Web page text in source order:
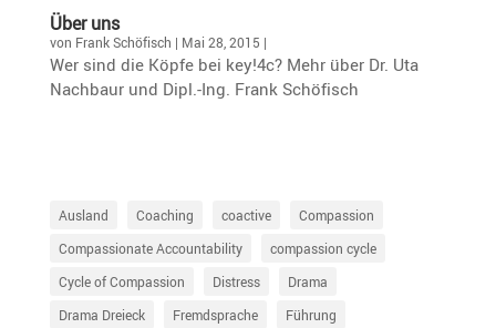
Über uns
von Frank Schöfisch | Mai 28, 2015 |
Wer sind die Köpfe bei key!4c? Mehr über Dr. Uta
Nachbaur und Dipl.-Ing. Frank Schöfisch
Ausland Coaching coactive
Compassion
Compassionate Accountability
compassion cycle
Cycle of Compassion
Distress
Drama
Drama Dreieck
Fremdsprache
Führung